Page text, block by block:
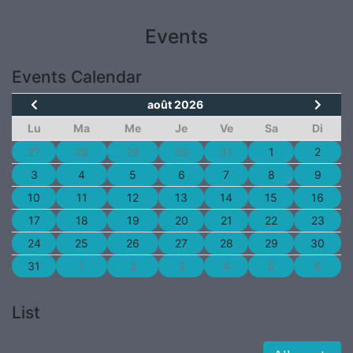
Events
Events Calendar
août 2026
Lu
Ma Me Je Ve Sa
Di
27
28 29 30 31 1
2
3
4 5 6 7 8
9
10
11 12 13 14 15
16
17
18 19 20 21 22
23
24
25 26 27 28 29
30
31
1 2 3 4 5 6
List